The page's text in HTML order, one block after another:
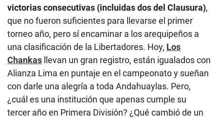
victorias consecutivas (incluidas dos del Clausura),
que no fueron suficientes para llevarse el primer
torneo año, pero sí encaminar a los arequipeños a
una clasificación de la Libertadores. Hoy, Los
Chankas llevan un gran registro, están igualados con
Alianza Lima en puntaje en el campeonato y sueñan
con darle una alegría a toda Andahuaylas. Pero,
¿cuál es una institución que apenas cumple su
tercer año en Primera División? ¿Qué cambió de un